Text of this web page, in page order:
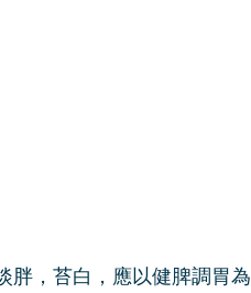
胖，苔白，應以健脾調胃為